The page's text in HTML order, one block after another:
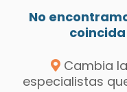
No
Cambia
especialistas